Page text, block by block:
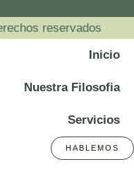
reservados
Inicio
Nuestra Filosofia
Servicios
HABLEMOS